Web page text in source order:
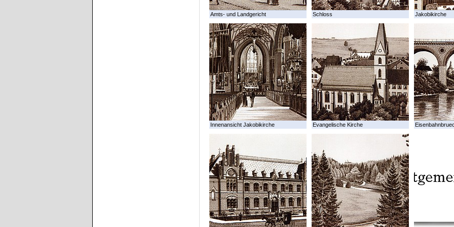
Amts- und Landgericht Schloss Jakobikirche
Innenansicht Jakobikirche Evangelische Kirche